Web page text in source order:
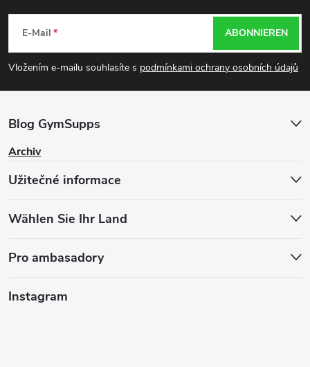
F
u
ß
z
e
e
E-Mail
Vložením e-mailu souhlasíte s podmínkami ochrany osobních údajů
ABONNIEREN
Blog GymSupps
Archiv
Užitečné informace
Wählen Sie Ihr Land
Pro ambasadory
Instagram